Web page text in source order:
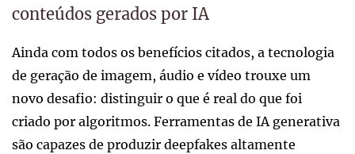
conteúdos gerados por IA
Ainda com todos os benefícios citados, a tecnologia
de geração de imagem, áudio e vídeo trouxe um
novo desafio: distinguir o que é real do que foi
criado por algoritmos. Ferramentas de IA generativa
são capazes de produzir deepfakes altamente